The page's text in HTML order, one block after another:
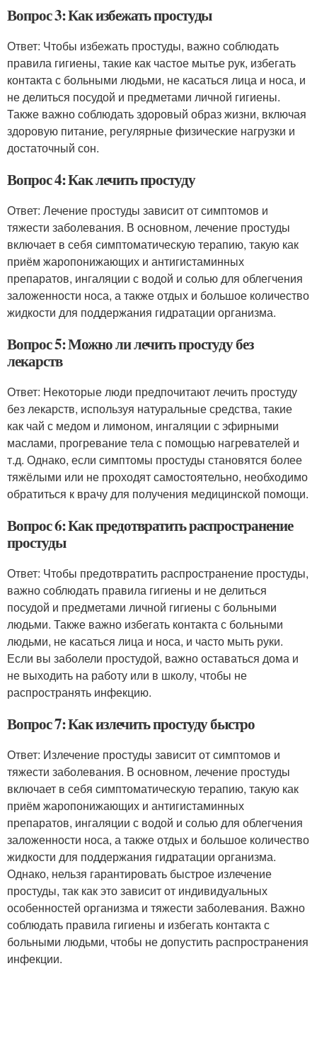
Вопрос 3: Как избежать простуды
Ответ: Чтобы избежать простуды, важно соблюдать
правила гигиены, такие как частое мытье рук, избегать
контакта с больными людьми, не касаться лица и носа, и
не делиться посудой и предметами личной гигиены.
Также важно соблюдать здоровый образ жизни, включая
здоровую питание, регулярные физические нагрузки и
достаточный сон.
Вопрос 4: Как лечить простуду
Ответ: Лечение простуды зависит от симптомов и
тяжести заболевания. В основном, лечение простуды
включает в себя симптоматическую терапию, такую как
приём жаропонижающих и антигистаминных
препаратов, ингаляции с водой и солью для облегчения
заложенности носа, а также отдых и большое количество
жидкости для поддержания гидратации организма.
Вопрос 5: Можно ли лечить простуду без
лекарств
Ответ: Некоторые люди предпочитают лечить простуду
без лекарств, используя натуральные средства, такие
как чай с медом и лимоном, ингаляции с эфирными
маслами, прогревание тела с помощью нагревателей и
т.д. Однако, если симптомы простуды становятся более
тяжёлыми или не проходят самостоятельно, необходимо
обратиться к врачу для получения медицинской помощи.
Вопрос 6: Как предотвратить распространение
простуды
Ответ: Чтобы предотвратить распространение простуды,
важно соблюдать правила гигиены и не делиться
посудой и предметами личной гигиены с больными
людьми. Также важно избегать контакта с больными
людьми, не касаться лица и носа, и часто мыть руки.
Если вы заболели простудой, важно оставаться дома и
не выходить на работу или в школу, чтобы не
распространять инфекцию.
Вопрос 7: Как излечить простуду быстро
Ответ: Излечение простуды зависит от симптомов и
тяжести заболевания. В основном, лечение простуды
включает в себя симптоматическую терапию, такую как
приём жаропонижающих и антигистаминных
препаратов, ингаляции с водой и солью для облегчения
заложенности носа, а также отдых и большое количество
жидкости для поддержания гидратации организма.
Однако, нельзя гарантировать быстрое излечение
простуды, так как это зависит от индивидуальных
особенностей организма и тяжести заболевания. Важно
соблюдать правила гигиены и избегать контакта с
больными людьми, чтобы не допустить распространения
инфекции.